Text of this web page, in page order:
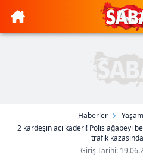
Haberler
2 kardeşin acı kaderi! Polis ağabeyi
trafik
Giriş Tarihi: